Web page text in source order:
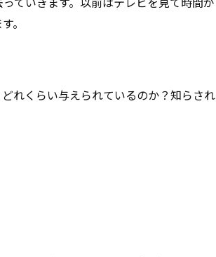
。
れくらい与えられているのか？知らされ